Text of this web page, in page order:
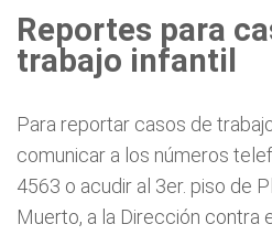
Reportes para
trabajo infantil
Para reportar casos de
comunicar a los números
4563 o acudir al 3er. piso de
Muerto, a la Dirección contra